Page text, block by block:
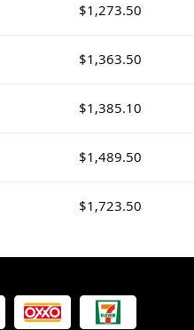
$1,273.50
$1,363.50
$1,385.10
$1,489.50
$1,723.50